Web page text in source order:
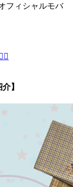
フィシャルモバ
】